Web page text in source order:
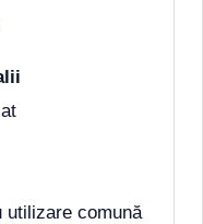
utilizare comună